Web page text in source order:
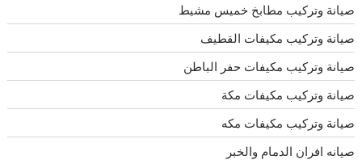
صيانة وتركيب مطابخ خميس مشيط
صيانة وتركيب مكيفات القطيف
صيانة وتركيب مكيفات حفر الباطن
صيانة وتركيب مكيفات مكة
صيانة وتركيب مكيفات مكه
صيانه افران الدمام والخبر